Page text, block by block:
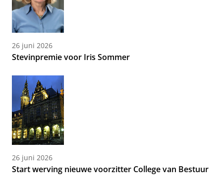
26 juni 2026
Stevinpremie voor Iris Sommer
26 juni 2026
Start werving nieuwe voorzitter College van Bestuur